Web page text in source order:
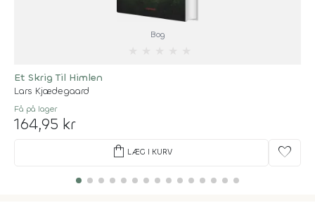
Bog
Et Skrig Til Himlen
Lars Kjædegaard
Få på lager
164,95 kr
shopping_bag LÆG I KURV favorite